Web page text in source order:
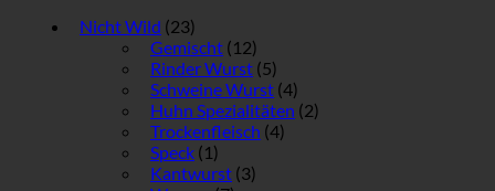
Nicht Wild (23)
Gemischt (12)
Rinder Wurst (5)
Schweine Wurst (4)
Huhn Spezialitäten (2)
Trockenfleisch (4)
Speck (1)
Kantwurst (3)